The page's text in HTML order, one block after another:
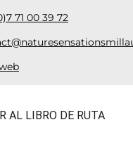
71 00 39 72
AL LIBRO DE RUTA